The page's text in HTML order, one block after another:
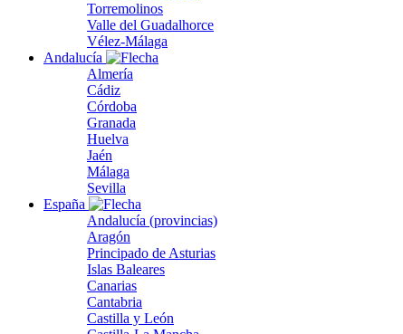
Torremolinos
Valle del Guadalhorce
Vélez-Málaga
Andalucía
Almería
Cádiz
Córdoba
Granada
Huelva
Jaén
Málaga
Sevilla
España
Andalucía (provincias)
Aragón
Principado de Asturias
Islas Baleares
Canarias
Cantabria
Castilla y León